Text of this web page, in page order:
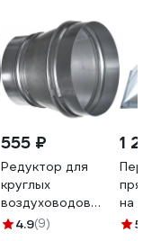
555 ₽
Редуктор для
круглых
воздуховодов
160/200 мм,
4.9(9)
1
на
5